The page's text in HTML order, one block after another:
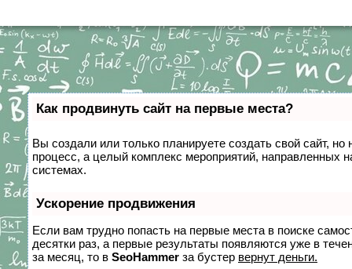
Как продвинуть сайт на первые места?
Вы создали или только планируете создать свой сайт,
процесс, а целый комплекс мероприятий, направленных
системах.
Ускорение продвижения
Если вам трудно попасть на первые места в поиске
десятки раз, а первые результаты появляются уже в
за месяц, то в SeoHammer за бустер вернут деньги.